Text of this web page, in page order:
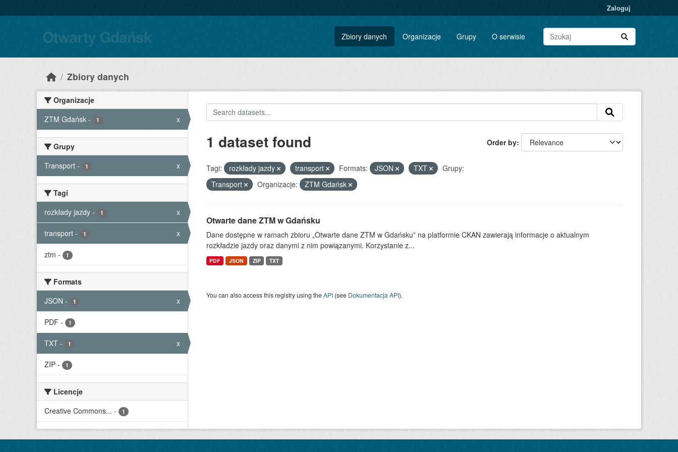
Zaloguj
Otwarty Gdańsk Zbiory danych Organizacje Grupy O serwisie
Zbiory danych
Organizacje
ZTM Gdańsk - 1 x
Grupy
Transport - 1 x
Tagi
rozkłady jazdy - 1 x
transport - 1 x
ztm - 1
Formats
JSON - 1 x
PDF - 1
TXT - 1 x
ZIP - 1
Licencje
Creative Commons... - 1
Order by
1 dataset found
Tagi: rozkłady jazdy transport Formats: JSON TXT
Grupy:
Transport
Organizacje: ZTM Gdańsk
Otwarte dane ZTM w Gdańsku
Dane dostępne w ramach zbioru „Otwarte dane ZTM w Gdańsku” na platformie CKAN zawierają informacje o aktualnym
rozkładzie jazdy oraz danymi z nim powiązanymi. Korzystanie z...
PDF JSON ZIP TXT
You can also access this registry using theAPI(see Dokumentacja API).